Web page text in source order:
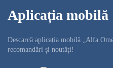
Aplicația mobilă
Descarcă aplicația mobilă „Alfa
recomandări și noutăți!